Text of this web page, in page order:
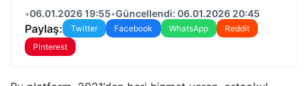
•06.01.2026 19:55•Güncellendi: 06.01.2026 20:45
Paylaş: Twitter Facebook WhatsApp
Reddit
Pinterest